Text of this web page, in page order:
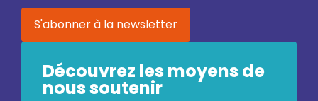
S'abonner à la newsletter
Découvrez les moyens de
nous soutenir